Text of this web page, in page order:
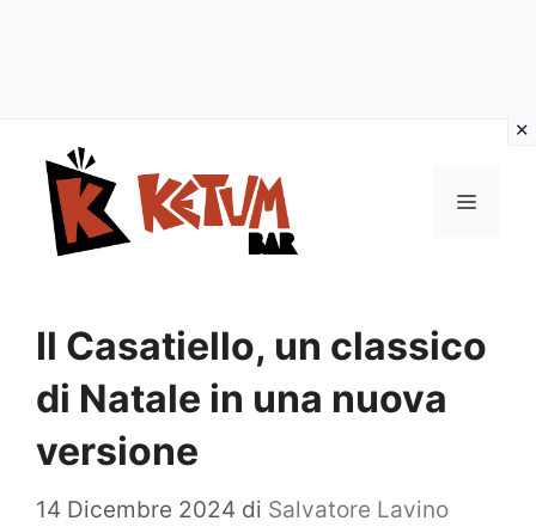
contenuto
Menu
Il Casatiello, un classico
di Natale in una nuova
versione
14 Dicembre 2024 di Salvatore Lavino